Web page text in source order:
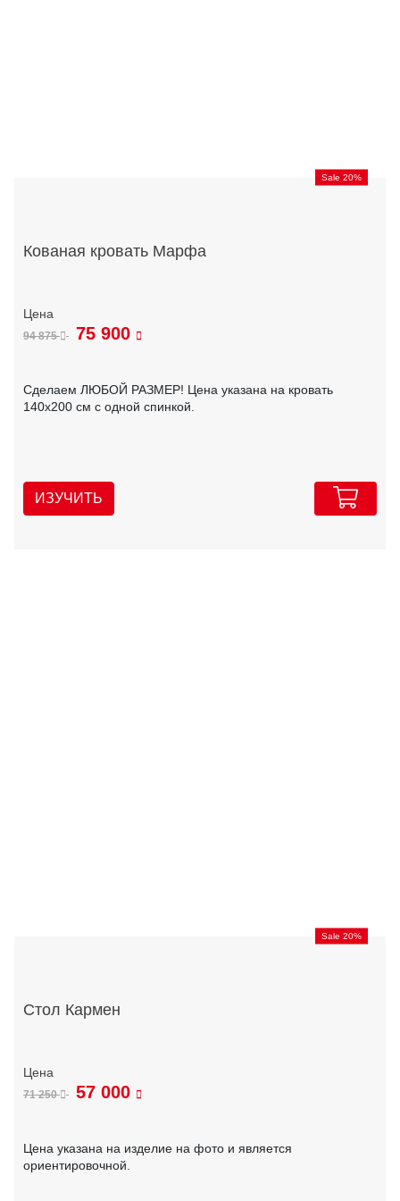
Sale 20%
Кованая кровать Марфа
94 875 75 900
Сделаем ЛЮБОЙ РАЗМЕР! Цена указана на кровать
140х200 см с одной спинкой.
ИЗУЧИТЬ
Sale 20%
Стол Кармен
71 250 57 000
Цена указана на изделие на фото и является
ориентировочной.